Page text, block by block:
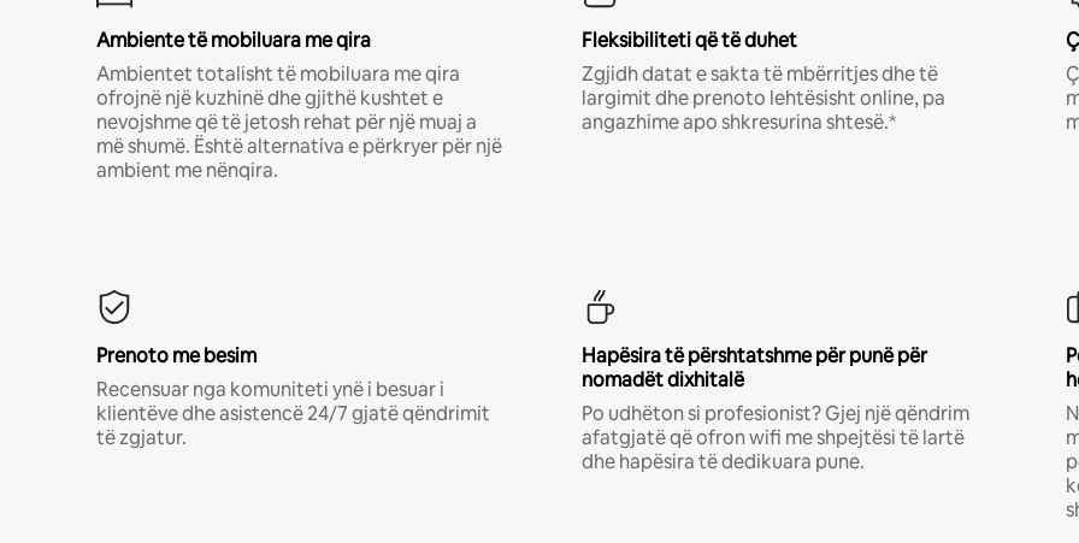
Ambiente të mobiluara me qira
Ambientet totalisht të mobiluara me qira
ofrojnë një kuzhinë dhe gjithë kushtet e
nevojshme që të jetosh rehat për një muaj a
më shumë. Është alternativa e përkryer për një
ambient me nënqira.
Fleksibiliteti që të duhet
Zgjidh datat e sakta të mbërritjes dhe të
largimit dhe prenoto lehtësisht online, pa
angazhime apo shkresurina shtesë.*
Prenoto me besim
Recensuar nga komuniteti ynë i besuar i
klientëve dhe asistencë 24/7 gjatë qëndrimit
të zgjatur.
Hapësira të përshtatshme për punë për
nomadët dixhitalë
Po udhëton si profesionist? Gjej një qëndrim
afatgjatë që ofron wifi me shpejtësi të lartë
dhe hapësira të dedikuara pune.